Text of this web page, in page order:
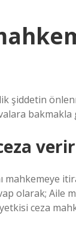
şiddetin
mahkemeye
olarak; Aile
ceza